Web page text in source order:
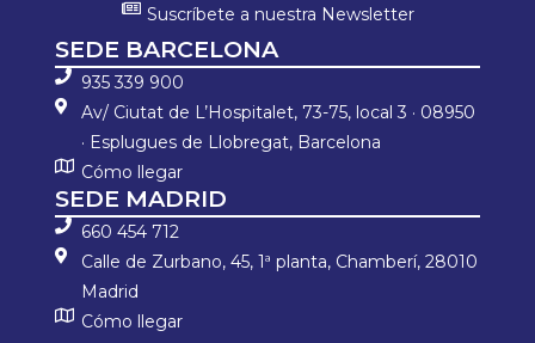
Suscríbete a nuestra Newsletter
SEDE BARCELONA
935 339 900
Av/ Ciutat de L’Hospitalet, 73-75, local 3 · 08950
· Esplugues de Llobregat, Barcelona
Cómo llegar
SEDE MADRID
660 454 712
Calle de Zurbano, 45, 1ª planta, Chamberí, 28010
Madrid
Cómo llegar